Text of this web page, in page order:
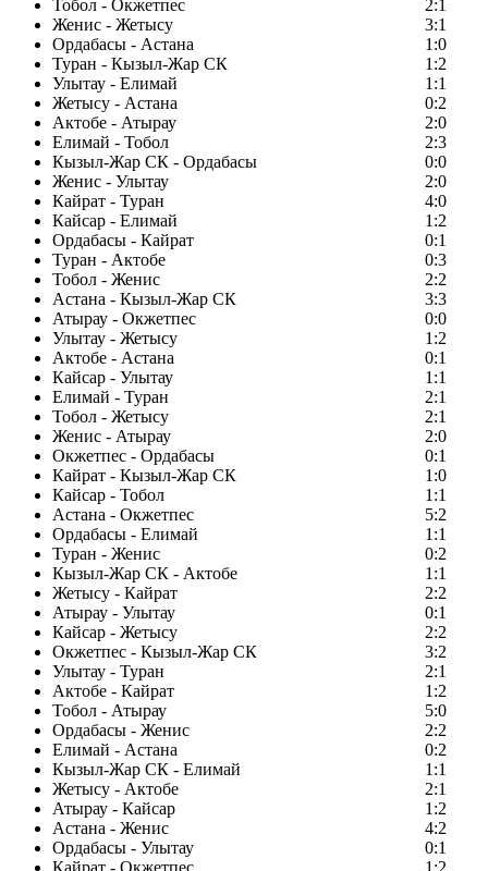
Тобол - Окжетпес
2:1
Женис - Жетысу
3:1
Ордабасы - Астана
1:0
Туран - Кызыл-Жар СК
1:2
Улытау - Елимай
1:1
Жетысу - Астана
0:2
Актобе - Атырау
2:0
Елимай - Тобол
2:3
Кызыл-Жар СК - Ордабасы
0:0
Женис - Улытау
2:0
Кайрат - Туран
4:0
Кайсар - Елимай
1:2
Ордабасы - Кайрат
0:1
Туран - Актобе
0:3
Тобол - Женис
2:2
Астана - Кызыл-Жар СК
3:3
Атырау - Окжетпес
0:0
Улытау - Жетысу
1:2
Актобе - Астана
0:1
Кайсар - Улытау
1:1
Елимай - Туран
2:1
Тобол - Жетысу
2:1
Женис - Атырау
2:0
Окжетпес - Ордабасы
0:1
Кайрат - Кызыл-Жар СК
1:0
Кайсар - Тобол
1:1
Астана - Окжетпес
5:2
Ордабасы - Елимай
1:1
Туран - Женис
0:2
Кызыл-Жар СК - Актобе
1:1
Жетысу - Кайрат
2:2
Атырау - Улытау
0:1
Кайсар - Жетысу
2:2
Окжетпес - Кызыл-Жар СК
3:2
Улытау - Туран
2:1
Актобе - Кайрат
1:2
Тобол - Атырау
5:0
Ордабасы - Женис
2:2
Елимай - Астана
0:2
Кызыл-Жар СК - Елимай
1:1
Жетысу - Актобе
2:1
Атырау - Кайсар
1:2
Астана - Женис
4:2
Ордабасы - Улытау
0:1